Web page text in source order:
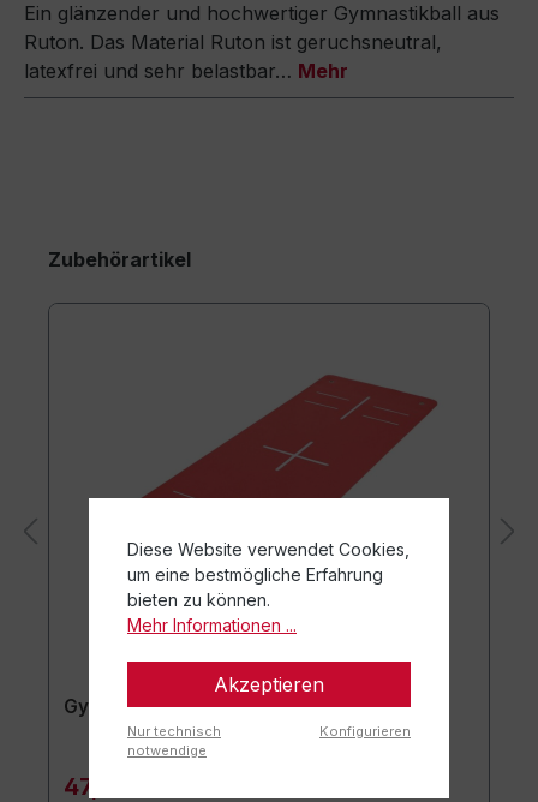
Ein glänzender und hochwertiger Gymnastikball aus
Ruton. Das Material Ruton ist geruchsneutral,
latexfrei und sehr belastbar… Mehr
Zubehörartikel
Gymnastikmatte TOGU JumpYone
47,90 €*
Diese Website verwendet Cookies,
um eine bestmögliche Erfahrung
bieten zu können.
Mehr Informationen ...
Akzeptieren
Nur technisch
notwendige
Konfigurieren